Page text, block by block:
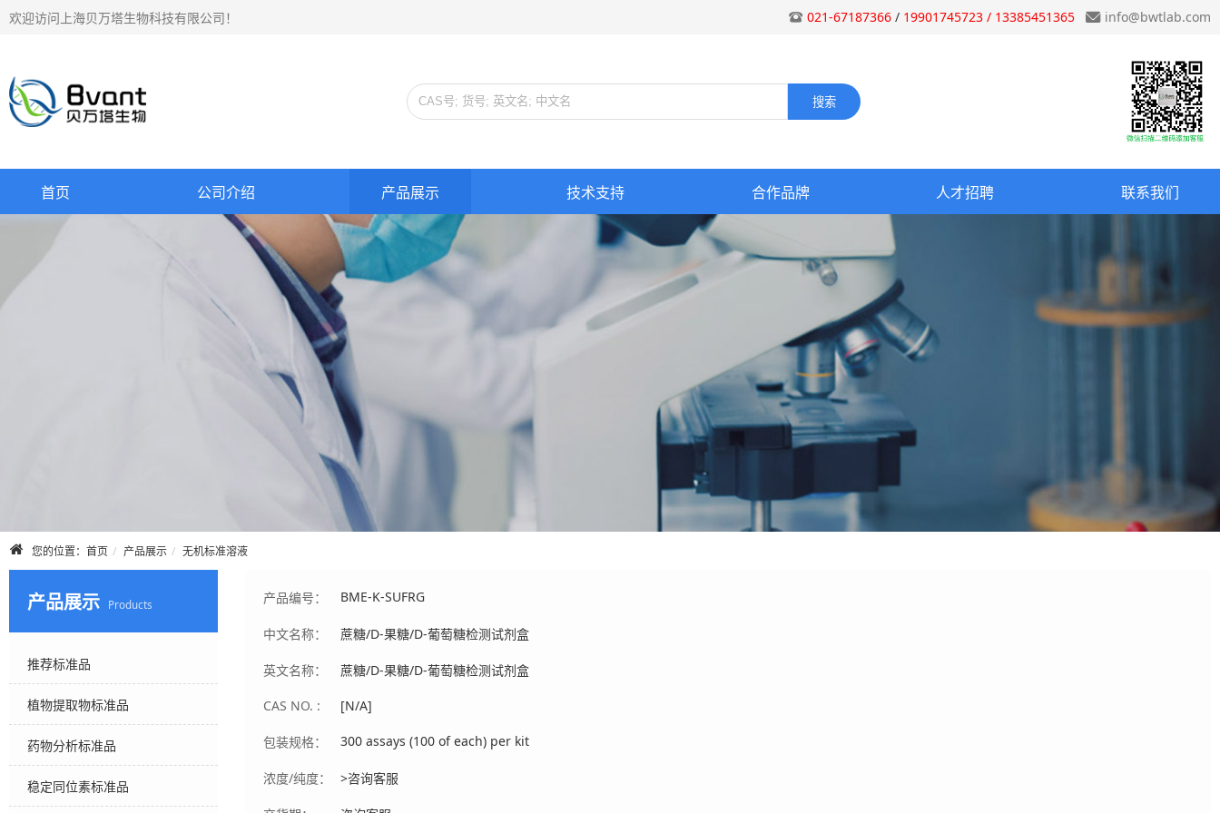
欢迎访问上海贝万塔生物科技有限公司！ 021-67187366 / 19901745723 / 13385451365 info@bwtlab.com
首页 公司介绍 产品展示 技术支持 合作品牌 人才招聘 联系我们
您的位置： 首页 产品展示 无机标准溶液
产品展示 Products
推荐标准品
植物提取物标准品
药物分析标准品
稳定同位素标准品
产品编号： BME-K-SUFRG
中文名称： 蔗糖/D-果糖/D-葡萄糖检测试剂盒
英文名称： 蔗糖/D-果糖/D-葡萄糖检测试剂盒
CAS NO. : [N/A]
包装规格： 300 assays (100 of each) per kit
浓度/纯度： >咨询客服